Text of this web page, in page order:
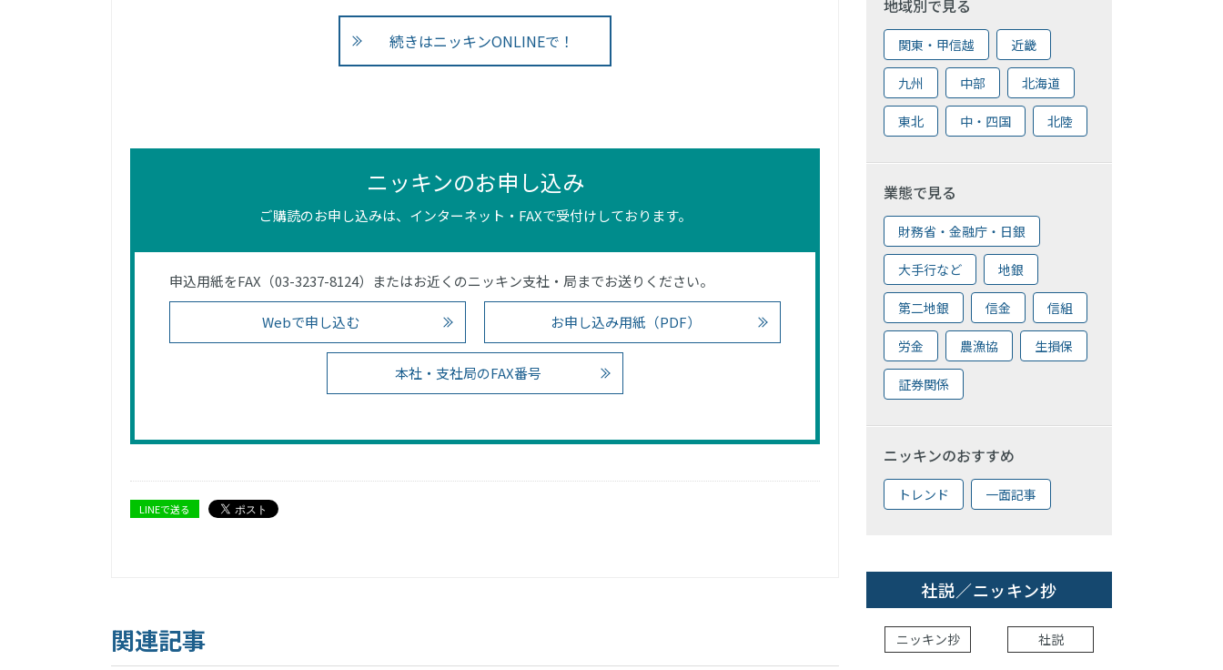
続きはニッキンONLINEで！
ニッキンのお申し込み
ご購読のお申し込みは、インターネット・FAXで受付けしております。
申込用紙をFAX（03-3237-8124）またはお近くのニッキン支社・局までお送りください。
Webで申し込む お申し込み用紙（PDF）
本社・支社局のFAX番号
LINEで送る
関連記事
地域別で見る
関東・甲信越 近畿
九州 中部 北海道
東北 中・四国 北陸
業態で見る
財務省・金融庁・日銀
大手行など 地銀
第二地銀 信金 信組
労金 農漁協 生損保
証券関係
ニッキンのおすすめ
トレンド 一面記事
社説／ニッキン抄
ニッキン抄 社説